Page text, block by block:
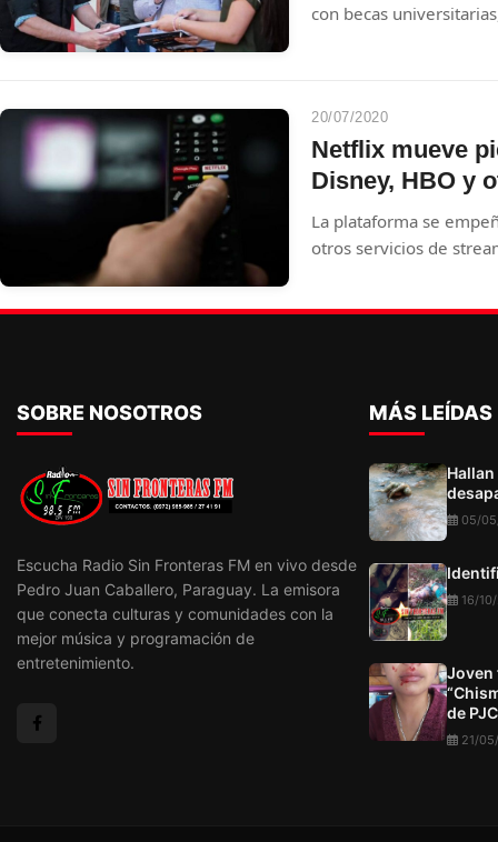
con becas
20/07/2020
Netflix mueve
Disney, HBO y
La plataforma se
otros servicios de
SOBRE NOSOTROS
Escucha Radio Sin Fronteras FM en vivo desde
Pedro Juan Caballero, Paraguay. La emisora
que conecta culturas y comunidades con la
mejor música y programación de
entretenimiento.
MÁS LEÍDAS
05/
16/
Joven
de PJC
21/